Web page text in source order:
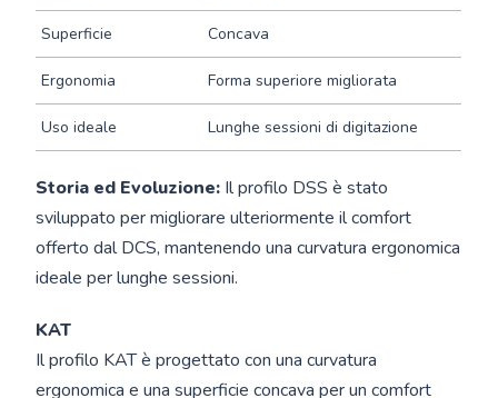
Superficie Concava
Ergonomia Forma superiore migliorata
Uso ideale Lunghe sessioni di digitazione
Storia ed Evoluzione: Il profilo DSS è stato
sviluppato per migliorare ulteriormente il comfort
offerto dal DCS, mantenendo una curvatura ergonomica
ideale per lunghe sessioni.
KAT
Il profilo KAT è progettato con una curvatura
ergonomica e una superficie concava per un comfort